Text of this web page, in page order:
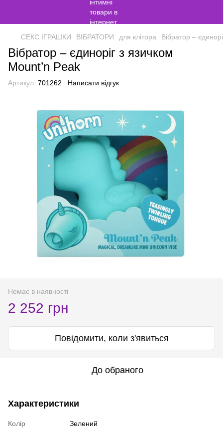
СЕКС ІГРАШКИ ВІБРАТОРИ для клітора Вібратор –
Вібратор – єдиноріг з язичком
Mount’n Peak
Артикул: 701262 Написати відгук
Немає в наявності
2 252 грн
Повідомити, коли з'явиться
До обраного
Характеристики
Колір
Зелений